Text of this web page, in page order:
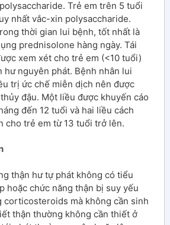
Trẻ em trên 5 tuổi
nhất vắc-xin polysaccharide.
thời gian lui bệnh, tốt nhất là
prednisolone hàng ngày. Tái
xem xét cho trẻ em (<10 tuổi)
hư nguyên phát. Bệnh nhân lui
trị ức chế miễn dịch nên được
đậu. Một liều được khuyến cáo
đến 12 tuổi và hai liều cách
cho trẻ em từ 13 tuổi trở lên.
thận hư tự phát không có tiểu
hoặc chức năng thận bị suy yếu
corticosteroids mà không cần sinh
thận thường không cần thiết ở